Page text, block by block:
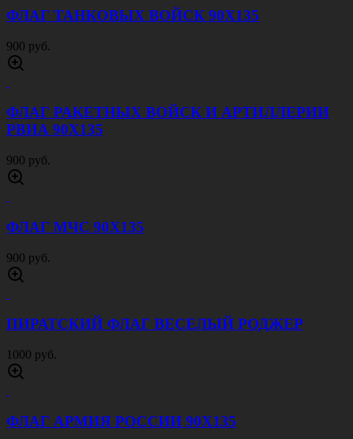
ФЛАГ ТАНКОВЫХ ВОЙСК 90Х135
900 руб.
ФЛАГ РАКЕТНЫХ ВОЙСК И АРТИЛЛЕРИИ
РВИА 90Х135
900 руб.
ФЛАГ МЧС 90Х135
900 руб.
ПИРАТСКИЙ ФЛАГ ВЕСЕЛЫЙ РОДЖЕР
1000 руб.
ФЛАГ АРМИЯ РОССИИ 90Х135